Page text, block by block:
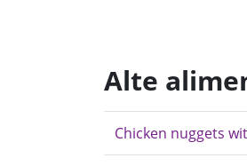
Alte
Chicken nuggets